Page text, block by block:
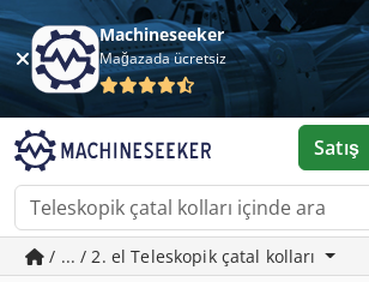
Machineseeker
Mağazada ücretsiz
Satış
/ ... / 2. el Teleskopik çatal kolları